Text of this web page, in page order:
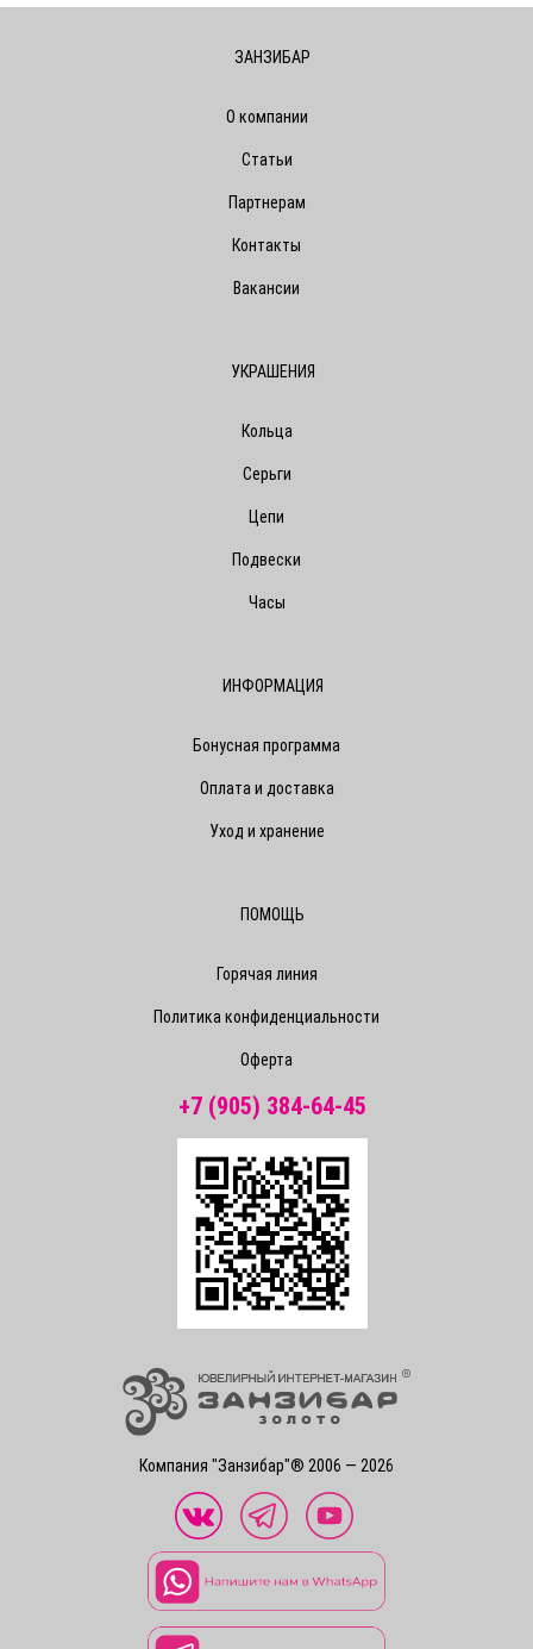
Компания "Занзибар"® 2006 — 2026
ЗАНЗИБАР
О компании
Статьи
Партнерам
Контакты
Вакансии
УКРАШЕНИЯ
Кольца
Серьги
Цепи
Подвески
Часы
ИНФОРМАЦИЯ
Бонусная программа
Оплата и доставка
Уход и хранение
ПОМОЩЬ
Горячая линия
Политика конфиденциальности
Оферта
+7 (905) 384-64-45